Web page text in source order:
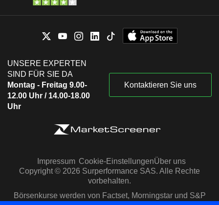
UNSERE EXPERTEN
SIND FÜR SIE DA
Montag - Freitag 9.00-
12.00 Uhr / 14.00-18.00
Uhr
Kontaktieren Sie uns
Impressum Cookie-EinstellungenÜber uns
Copyright © 2026 Surperformance SAS. Alle Rechte
vorbehalten.
Börsenkurse werden von Factset, Morningstar und S&P